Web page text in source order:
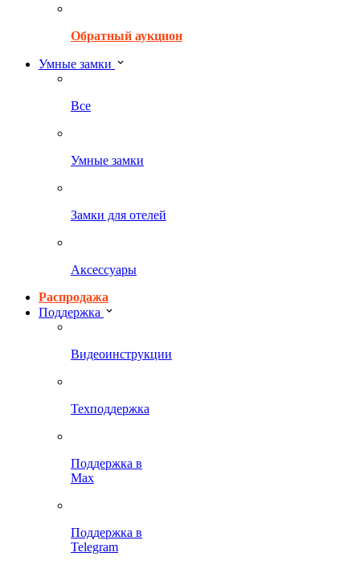
Обратный аукцион
Умные замки
Все
Умные замки
Замки для отелей
Аксессуары
Распродажа
Поддержка
Видеоинструкции
Техподдержка
Поддержка в
Max
Поддержка в
Telegram